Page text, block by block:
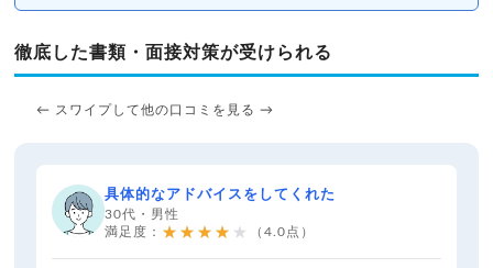
徹底した書類・面接対策が受けられる
← スワイプして他の口コミを見る →
具体的なアドバイスをしてくれた
30代・男性
満足度： ★★★★★ （4.0点）